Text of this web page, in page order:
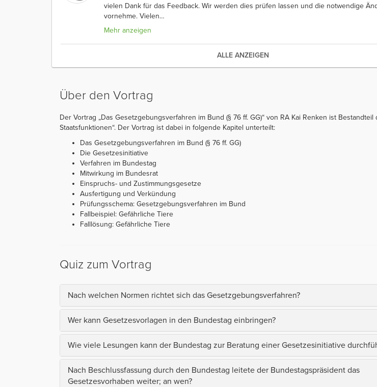
vielen Dank für das Feedback. Wir werden dies prüfen lassen und die notwendige
vornehme. Vielen…
Mehr anzeigen
ALLE ANZEIGEN
Über den Vortrag
Der Vortrag „Das Gesetzgebungsverfahren im Bund (§ 76 ff. GG)“ von RA Kai Renken ist Bestandteil
Staatsfunktionen“. Der Vortrag ist dabei in folgende Kapitel unterteilt:
Das Gesetzgebungsverfahren im Bund (§ 76 ff. GG)
Die Gesetzesinitiative
Verfahren im Bundestag
Mitwirkung im Bundesrat
Einspruchs- und Zustimmungsgesetze
Ausfertigung und Verkündung
Prüfungsschema: Gesetzgebungsverfahren im Bund
Fallbeispiel: Gefährliche Tiere
Falllösung: Gefährliche Tiere
Quiz zum Vortrag
Nach welchen Normen richtet sich das Gesetzgebungsverfahren?
Wer kann Gesetzesvorlagen in den Bundestag einbringen?
Wie viele Lesungen kann der Bundestag zur Beratung einer Gesetzesinitiative
Nach Beschlussfassung durch den Bundestag leitete der Bundestagspräsident das
Gesetzesvorhaben weiter; an wen?